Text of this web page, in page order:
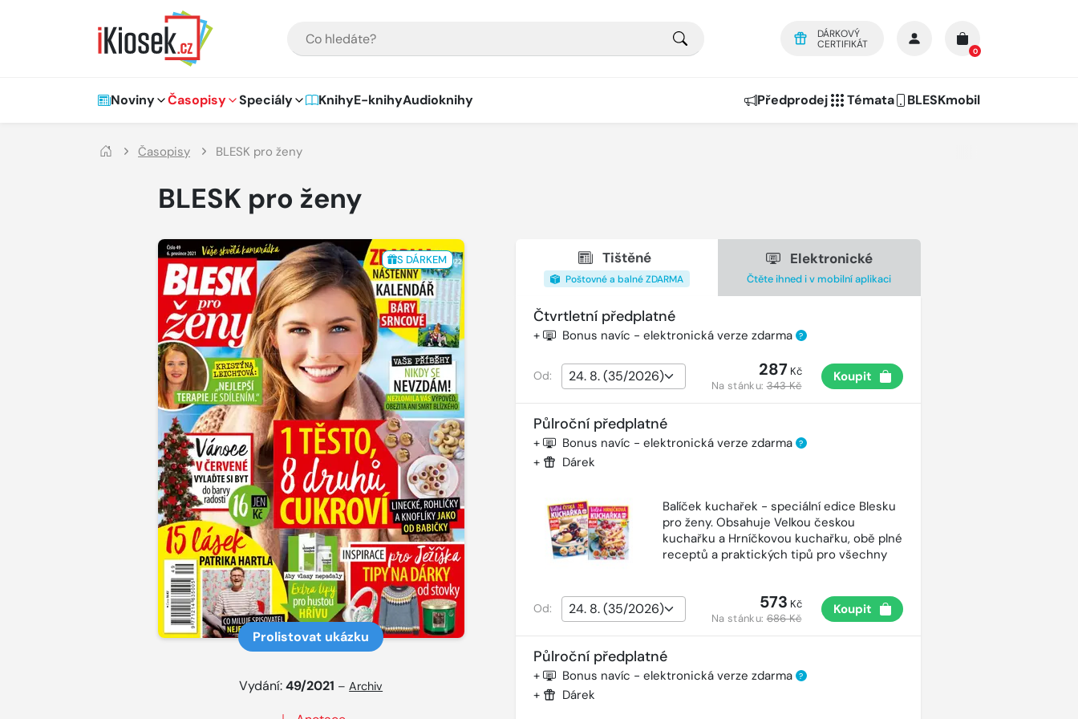
DÁRKOVÝ
CERTIFIKÁT
0
Hlavní navigace
Noviny Časopisy Speciály KnihyE-knihyAudioknihy Předprodej Témata BLESKmobil
Časopisy BLESK pro ženy
BLESK pro ženy
S DÁRKEM
Prolistovat ukázku
Vydání:49/2021 –Archiv
Tištěné
Poštovné a balné ZDARMA
Elektronické
Čtěte ihned i v mobilní aplikaci
Čtvrtletní předplatné
+ Bonus navíc - elektronická verze zdarma ?
Od: 287 Kč
Na stánku:343 Kč
Koupit
Půlroční předplatné
+ Bonus navíc - elektronická verze zdarma ?
+ Dárek
Balíček kuchařek - speciální edice Blesku
pro ženy. Obsahuje Velkou českou
kuchařku a Hrníčkovou kuchařku, obě plné
receptů a praktických tipů pro všechny
Od: 573 Kč
Na stánku:686 Kč
Koupit
Půlroční předplatné
+ Bonus navíc - elektronická verze zdarma ?
+ Dárek